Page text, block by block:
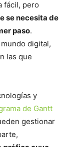
fácil, pero
se necesita de
paso.
digital,
las que
y
de Gantt
gestionar